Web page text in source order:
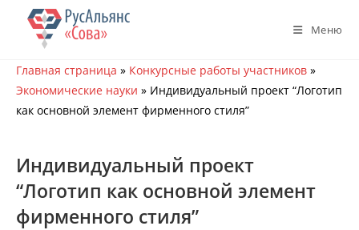
Перейти
содержимому
Меню
Главная страница » Конкурсные работы участников »
Экономические науки » Индивидуальный проект “Логотип
как основной элемент фирменного стиля”
Индивидуальный проект
“Логотип как основной элемент
фирменного стиля”